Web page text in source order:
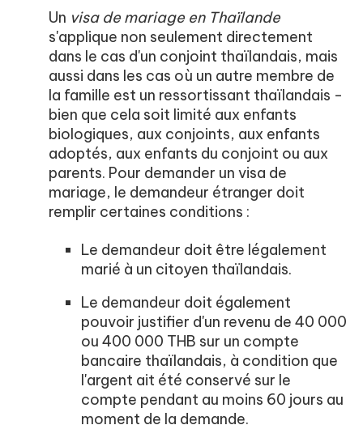
Un visa de mariage en Thaïlande
s'applique non seulement directement
dans le cas d'un conjoint thaïlandais, mais
aussi dans les cas où un autre membre de
la famille est un ressortissant thaïlandais -
bien que cela soit limité aux enfants
biologiques, aux conjoints, aux enfants
adoptés, aux enfants du conjoint ou aux
parents. Pour demander un visa de
mariage, le demandeur étranger doit
remplir certaines conditions :
Le demandeur doit être légalement
marié à un citoyen thaïlandais.
Le demandeur doit également
pouvoir justifier d'un revenu de 40 000
ou 400 000 THB sur un compte
bancaire thaïlandais, à condition que
l'argent ait été conservé sur le
compte pendant au moins 60 jours au
moment de la demande.